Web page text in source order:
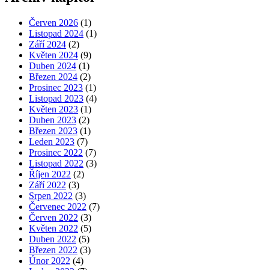
Červen 2026 (1)
Listopad 2024 (1)
Září 2024 (2)
Květen 2024 (9)
Duben 2024 (1)
Březen 2024 (2)
Prosinec 2023 (1)
Listopad 2023 (4)
Květen 2023 (1)
Duben 2023 (2)
Březen 2023 (1)
Leden 2023 (7)
Prosinec 2022 (7)
Listopad 2022 (3)
Říjen 2022 (2)
Září 2022 (3)
Srpen 2022 (3)
Červenec 2022 (7)
Červen 2022 (3)
Květen 2022 (5)
Duben 2022 (5)
Březen 2022 (3)
Únor 2022 (4)